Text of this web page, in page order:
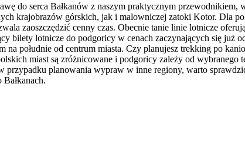
do serca Bałkanów z naszym praktycznym
krajobrazów górskich, jak i malowniczej zatoki Kotor. Dla
zaoszczędzić cenny czas. Obecnie tanie linie lotnicze
bilety lotnicze do podgoricy w cenach zaczynających się już
południe od centrum miasta. Czy planujesz trekking po
miast są zróżnicowane i podgoricy zależy od
planowania wypraw w inne regiony, warto